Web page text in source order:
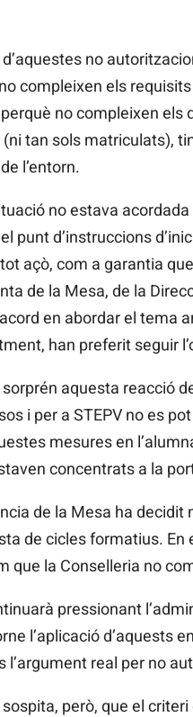
no
compleixen els requisits
no compleixen els
tan sols matriculats),
l’entorn.
no estava
el punt d’instruccions
açò, com a garantia
de la Mesa, de la
en abordar el tema
han preferit seguir
sorprén aquesta reacció
i per a STEPV no es
mesures en
concentrats a la
de la Mesa ha decidit
de cicles formatius.
que la Conselleria no
pressionant
l’aplicació d’aquests
l’argument real per no
sospita, però, que el